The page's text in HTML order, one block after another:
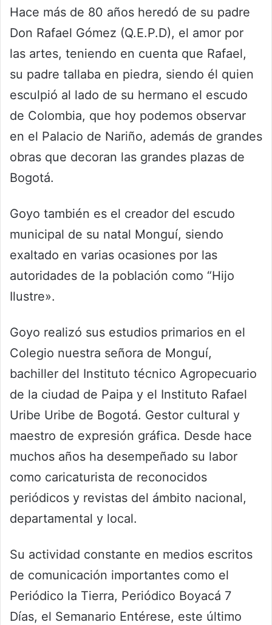
Hace más de 80 años heredó de su padre
Don Rafael Gómez (Q.E.P.D), el amor por
las artes, teniendo en cuenta que Rafael,
su padre tallaba en piedra, siendo él quien
esculpió al lado de su hermano el escudo
de Colombia, que hoy podemos observar
en el Palacio de Nariño, además de grandes
obras que decoran las grandes plazas de
Bogotá.
Goyo también es el creador del escudo
municipal de su natal Monguí, siendo
exaltado en varias ocasiones por las
autoridades de la población como “Hijo
Ilustre».
Goyo realizó sus estudios primarios en el
Colegio nuestra señora de Monguí,
bachiller del Instituto técnico Agropecuario
de la ciudad de Paipa y el Instituto Rafael
Uribe Uribe de Bogotá. Gestor cultural y
maestro de expresión gráfica. Desde hace
muchos años ha desempeñado su labor
como caricaturista de reconocidos
periódicos y revistas del ámbito nacional,
departamental y local.
Su actividad constante en medios escritos
de comunicación importantes como el
Periódico la Tierra, Periódico Boyacá 7
Días, el Semanario Entérese, este último